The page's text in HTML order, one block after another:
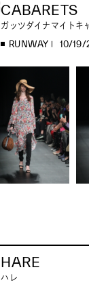
CABARETS
ガッツダイナマイトキ
RUNWAY 10/19/
HARE
ハレ